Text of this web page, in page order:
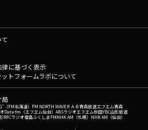
に基づく表示
トフォームラボについて
（FM北海道） FM NORTH WAVEＲＡＢ青森放送エフエム青森
Date fm（エフエム仙台） ABSラジオエフエム秋田YBC山形放送
RFCラジオ福島ふくしまFMNHK AM（札幌） NHK AM（仙台）